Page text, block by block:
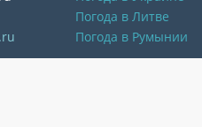
Погода в Литве
Погода в Румынии